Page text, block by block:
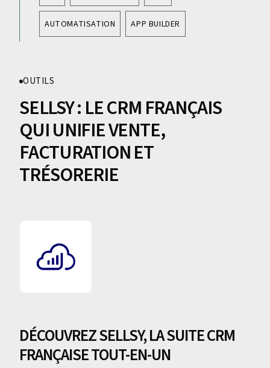
OUTILS
SELLSY : LE CRM FRANÇAIS
QUI UNIFIE VENTE,
FACTURATION ET
TRÉSORERIE
DÉCOUVREZ SELLSY, LA SUITE CRM
FRANÇAISE TOUT-EN-UN
AUTOMATISATION APP BUILDER